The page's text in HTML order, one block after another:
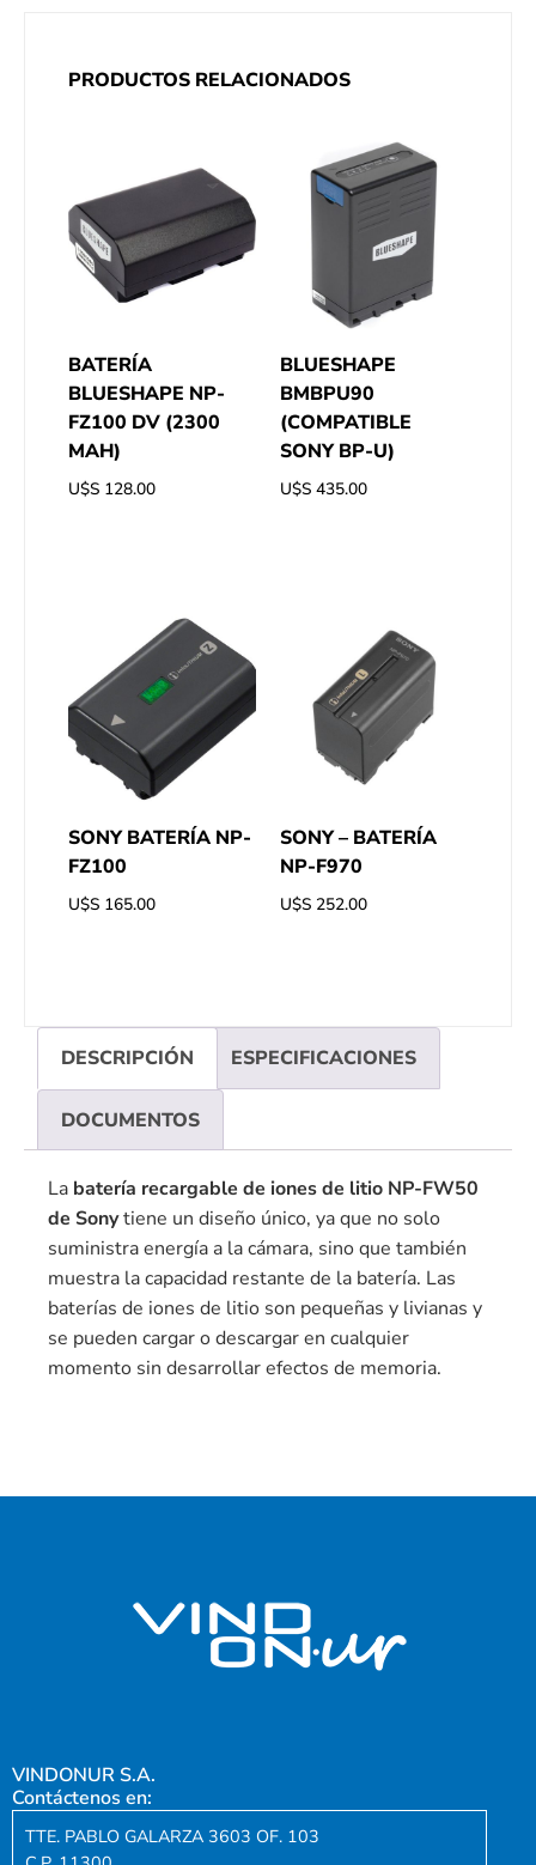
PRODUCTOS RELACIONADOS
BATERÍA
BLUESHAPE NP-
FZ100 DV (2300
MAH)
U$S 128.00
BLUESHAPE
BMBPU90
(COMPATIBLE
SONY BP-U)
U$S 435.00
SONY BATERÍA NP-
FZ100
U$S 165.00
SONY – BATERÍA
NP-F970
U$S 252.00
DESCRIPCIÓN ESPECIFICACIONES
DOCUMENTOS
La batería recargable de iones de litio NP-FW50
de Sonytiene un diseño único, ya que no solo
suministra energía a la cámara, sino que también
muestra la capacidad restante de la batería. Las
baterías de iones de litio son pequeñas y livianas y
se pueden cargar o descargar en cualquier
momento sin desarrollar efectos de memoria.
VINDONUR S.A.
Contáctenos en:
TTE. PABLO GALARZA 3603 OF. 103